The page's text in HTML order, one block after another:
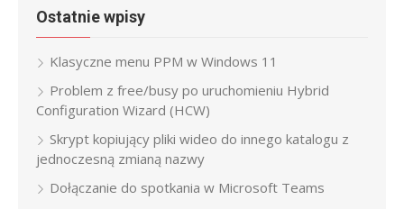
Ostatnie wpisy
Klasyczne menu PPM w Windows 11
Problem z free/busy po uruchomieniu Hybrid
Configuration Wizard (HCW)
Skrypt kopiujący pliki wideo do innego katalogu z
jednoczesną zmianą nazwy
Dołączanie do spotkania w Microsoft Teams